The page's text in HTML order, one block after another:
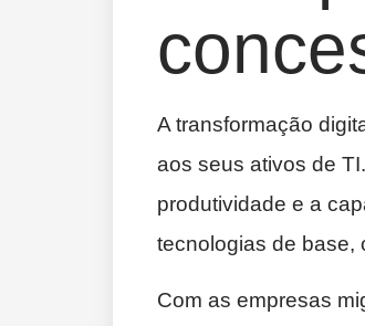
A transformação
aos seus ativos de
produtividade e a
tecnologias de base,
Com as empresas